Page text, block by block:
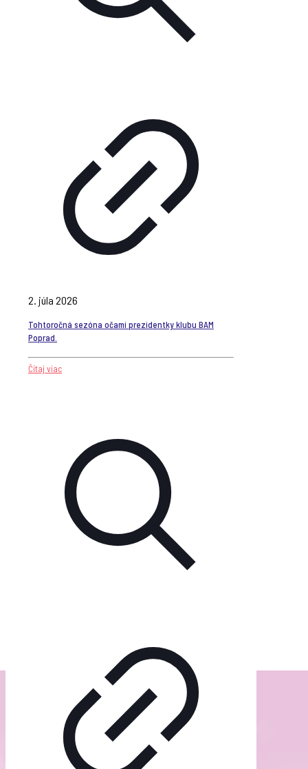
2. júla 2026
Tohtoročná sezóna očami prezidentky klubu BAM
Poprad.
Čítaj viac